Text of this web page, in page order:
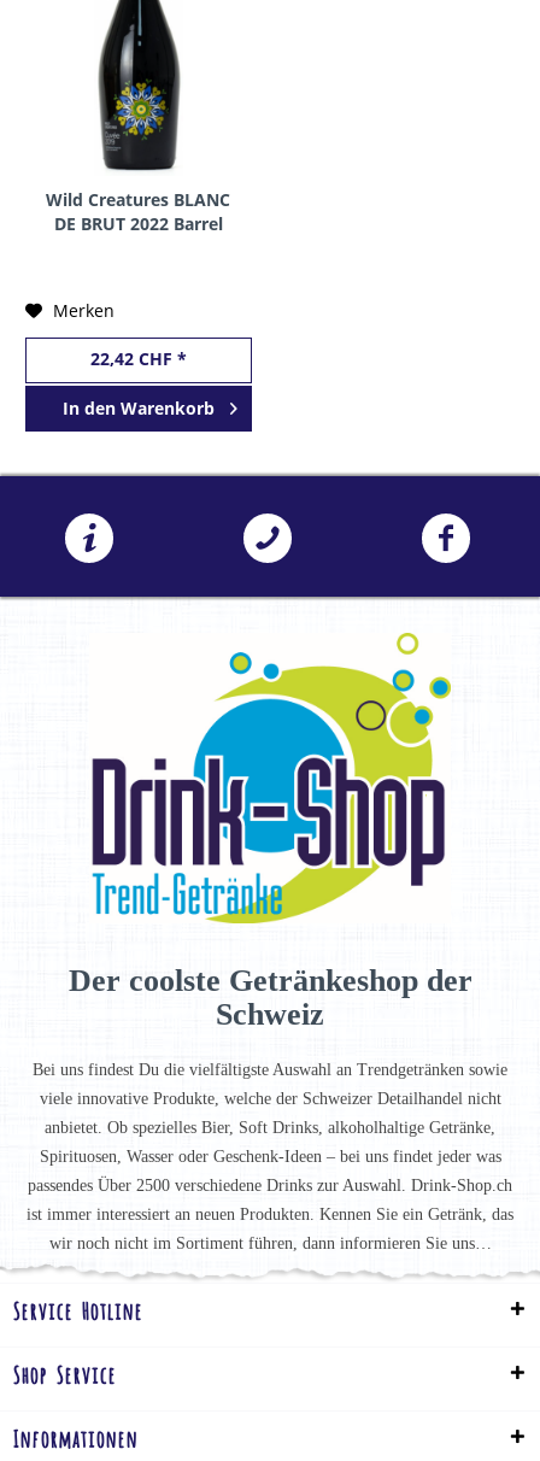
Wild Creatures BLANC
DE BRUT 2022 Barrel
Merken
22,42 CHF *
In den Warenkorb
Der coolste Getränkeshop der
Schweiz
Bei uns findest Du die vielfältigste Auswahl an Trendgetränken sowie
viele innovative Produkte, welche der Schweizer Detailhandel nicht
anbietet. Ob spezielles Bier, Soft Drinks, alkoholhaltige Getränke,
Spirituosen, Wasser oder Geschenk-Ideen – bei uns findet jeder was
passendes Über 2500 verschiedene Drinks zur Auswahl. Drink-Shop.ch
ist immer interessiert an neuen Produkten. Kennen Sie ein Getränk, das
wir noch nicht im Sortiment führen, dann informieren Sie uns…
Service Hotline
Shop Service
Informationen